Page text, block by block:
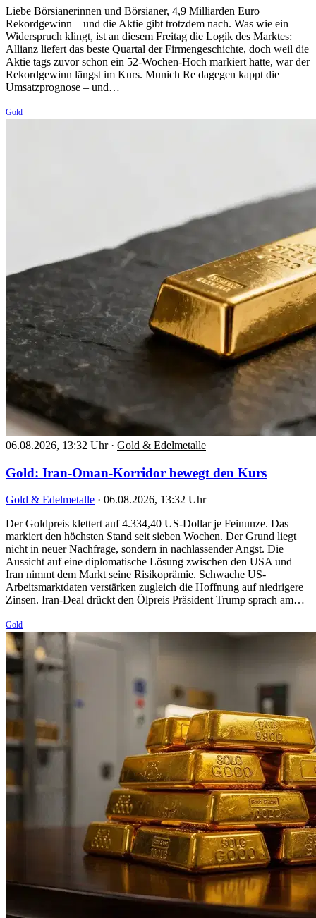
Liebe Börsianerinnen und Börsianer, 4,9 Milliarden Euro
Rekordgewinn – und die Aktie gibt trotzdem nach. Was wie ein
Widerspruch klingt, ist an diesem Freitag die Logik des Marktes:
Allianz liefert das beste Quartal der Firmengeschichte, doch weil die
Aktie tags zuvor schon ein 52-Wochen-Hoch markiert hatte, war der
Rekordgewinn längst im Kurs. Munich Re dagegen kappt die
Umsatzprognose – und…
Gold
06.08.2026, 13:32 Uhr · Gold & Edelmetalle
Gold: Iran-Oman-Korridor bewegt den Kurs
Gold & Edelmetalle · 06.08.2026, 13:32 Uhr
Der Goldpreis klettert auf 4.334,40 US-Dollar je Feinunze. Das
markiert den höchsten Stand seit sieben Wochen. Der Grund liegt
nicht in neuer Nachfrage, sondern in nachlassender Angst. Die
Aussicht auf eine diplomatische Lösung zwischen den USA und
Iran nimmt dem Markt seine Risikoprämie. Schwache US-
Arbeitsmarktdaten verstärken zugleich die Hoffnung auf niedrigere
Zinsen. Iran-Deal drückt den Ölpreis Präsident Trump sprach am…
Gold